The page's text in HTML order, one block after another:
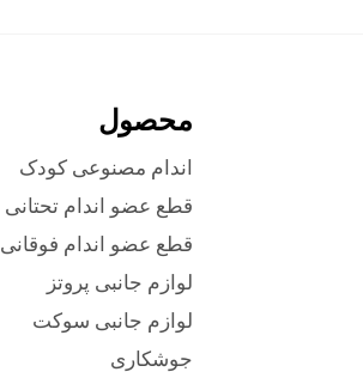
محصول
اندام مصنوعی کودک
قطع عضو اندام تحتانی
قطع عضو اندام فوقانی
لوازم جانبی پروتز
لوازم جانبی سوکت
جوشکاری